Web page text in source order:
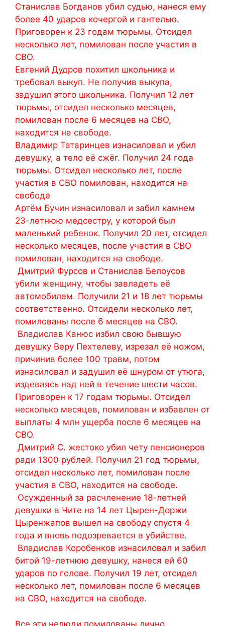
Станислав Богданов убил судью, нанеся ему
более 40 ударов кочергой и гантелью.
Приговорен к 23 годам тюрьмы. Отсидел
несколько лет, помилован после участия в
СВО.
Евгений Дудров похитил школьника и
требовал выкуп. Не получив выкупа,
задушил этого школьника. Получил 12 лет
тюрьмы, отсидел несколько месяцев,
помилован после 6 месяцев на СВО,
находится на свободе.
Владимир Татаринцев изнасиловал и убил
девушку, а тело её сжёг. Получил 24 года
тюрьмы. Отсидел несколько лет, после
участия в СВО помилован, находится на
свободе
Артём Бучин изнасиловал и забил камнем
23-летнюю медсестру, у которой был
маленький ребенок. Получил 20 лет, отсидел
несколько месяцев, после участия в СВО
помилован, находится на свободе.
Дмитрий Фурсов и Станислав Белоусов
убили женщину, чтобы завладеть её
автомобилем. Получили 21 и 18 лет тюрьмы
соответственно. Отсидели несколько лет,
помилованы после 6 месяцев на СВО.
Владислав Канюс избил свою бывшую
девушку Веру Пехтелеву, изрезал её ножом,
причинив более 100 травм, потом
изнасиловал и задушил её шнуром от утюга,
издеваясь над ней в течение шести часов.
Приговорен к 17 годам тюрьмы. Отсидел
несколько месяцев, помилован и избавлен от
выплаты 4 млн ущерба после 6 месяцев на
СВО.
Дмитрий С. жестоко убил чету пенсионеров
ради 1300 рублей. Получил 21 год тюрьмы,
отсидел несколько лет, помилован после
участия в СВО, находится на свободе.
Осужденный за расчленение 18-летней
девушки в Чите на 14 лет Цырен-Доржи
Цыренжапов вышел на свободу спустя 4
года и вновь подозревается в убийстве.
Владислав Коробенков изнасиловал и забил
битой 19-летнюю девушку, нанеся ей 60
ударов по голове. Получил 19 лет, отсидел
несколько лет, помилован после 6 месяцев
на СВО, находится на свободе.
Все эти нелюди помилованы лично